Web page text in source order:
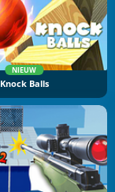
NIEUW
Knock Balls